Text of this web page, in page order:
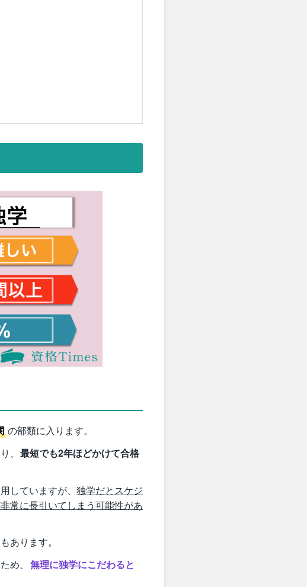
の部類に入ります。
、 最短でも2年ほどかけて合格
していますが、 独学だとスケジ
常に長引いてしまう可能性があ
あります。
め、 無理に独学にこだわると